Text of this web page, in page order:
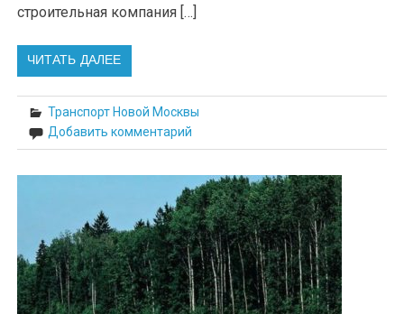
строительная компания […]
ЧИТАТЬ ДАЛЕЕ
Транспорт Новой Москвы
Добавить комментарий